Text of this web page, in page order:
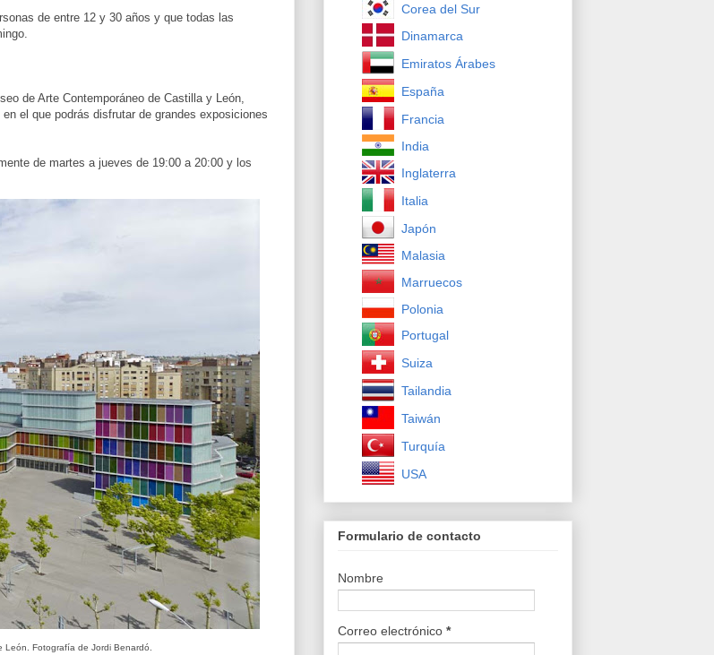
de entre 12 y 30 años y que todas las
de Arte Contemporáneo de Castilla y León,
el que podrás disfrutar de grandes exposiciones
de martes a jueves de 19:00 a 20:00 y los
Fotografía de Jordi Benardó.
Corea del Sur
Dinamarca
Emiratos Árabes
España
Francia
India
Inglaterra
Italia
Japón
Malasia
Marruecos
Polonia
Portugal
Suiza
Tailandia
Taiwán
Turquía
USA
Formulario de contacto
Nombre
Correo electrónico *